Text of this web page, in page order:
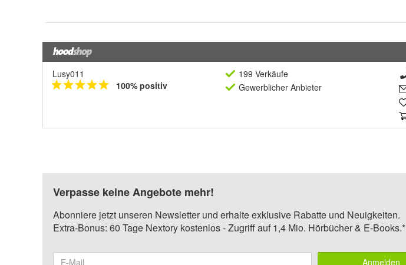
Lusy011
100% positiv
199 Verkäufe
Gewerblicher Anbieter
Verpasse keine Angebote mehr!
Abonniere jetzt unseren Newsletter und erhalte exklusive Rabatte und Neuigkeiten.
Extra-Bonus: 60 Tage Nextory kostenlos - Zugriff auf 1,4 Mio. Hörbücher & E-Books.*
Anmelden